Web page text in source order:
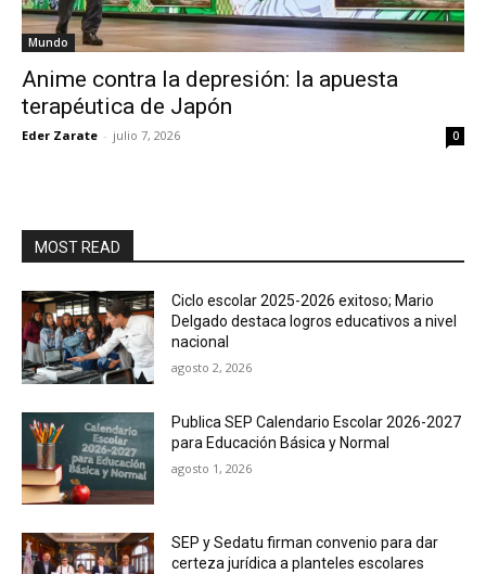
Mundo
Anime contra la depresión: la apuesta
terapéutica de Japón
Eder Zarate - julio 7, 2026 0
MOST READ
Ciclo escolar 2025-2026 exitoso; Mario
Delgado destaca logros educativos a nivel
nacional
agosto 2, 2026
Publica SEP Calendario Escolar 2026-2027
para Educación Básica y Normal
agosto 1, 2026
SEP y Sedatu firman convenio para dar
certeza jurídica a planteles escolares